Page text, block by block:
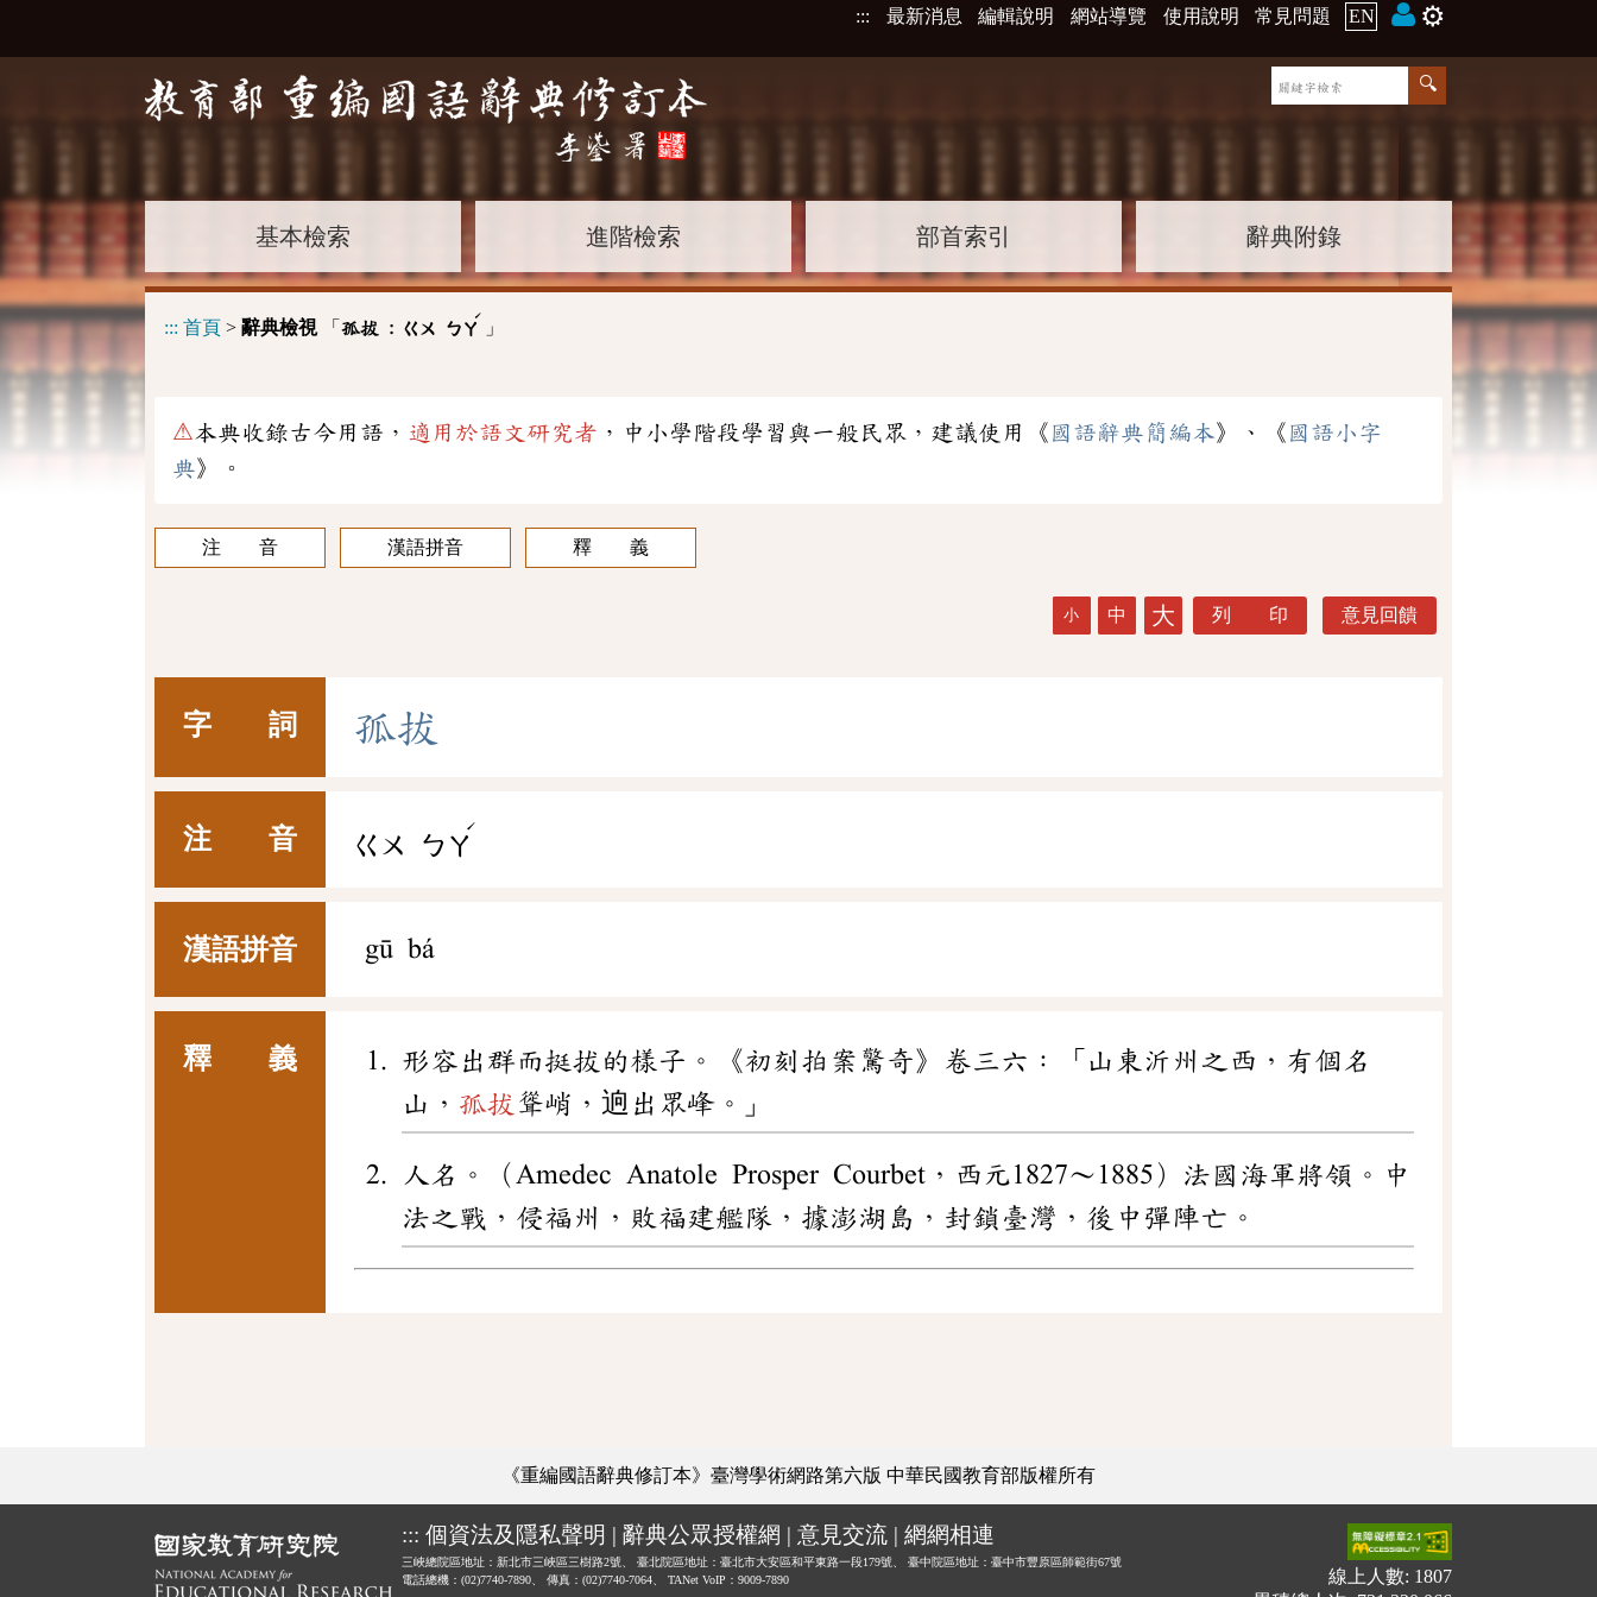
::: 最新消息 編輯說明 網站導覽 使用說明 常見問題 EN ⚙️
基本檢索 進階檢索 部首索引 辭典附錄
::: 首頁 > 辭典檢視「 孤拔 : ㄍㄨ ㄅㄚ
ˊ
」
⚠本典收錄古今用語， 適用於語文研究者 ，中小學階段學習與一般民眾，建議使用《 國語辭典簡編本》、《 國語小字
典》。
注 音 漢語拼音 釋 義
小 中 大 列 印 意見回饋
字 詞 孤拔
注 音 ㄍㄨ ㄅㄚ
ˊ
漢語拼音 gū bá
釋 義
形容出群而挺拔的樣子。《初刻拍案驚奇》卷三六：「山東沂州之西，有個名
山， 孤拔 聳峭，逈出眾峰。」
人名。（Amedec Anatole Prosper Courbet，西元1827～1885）法國海軍將領。中
法之戰，侵福州，敗福建艦隊，據澎湖島，封鎖臺灣，後中彈陣亡。
《重編國語辭典修訂本》臺灣學術網路第六版 中華民國教育部版權所有
::: 個資法及隱私聲明 | 辭典公眾授權網 | 意見交流 | 網網相連
三峽總院區地址：新北市三峽區三樹路2號、 臺北院區地址：臺北市大安區和平東路一段179號、
臺中院區地址：臺中市豐原區師範街67號
電話總機：(02)7740-7890、
傳真：(02)7740-7064、 TANet VoIP：9009-7890
線上人數: 1807